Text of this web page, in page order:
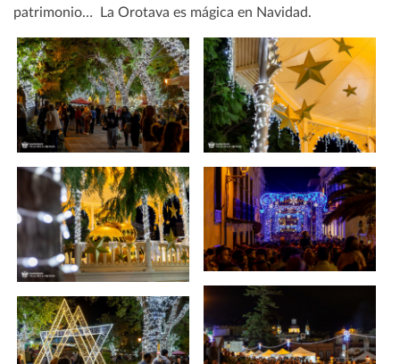
patrimonio… La Orotava es mágica en Navidad.